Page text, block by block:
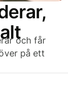
och får
på ett